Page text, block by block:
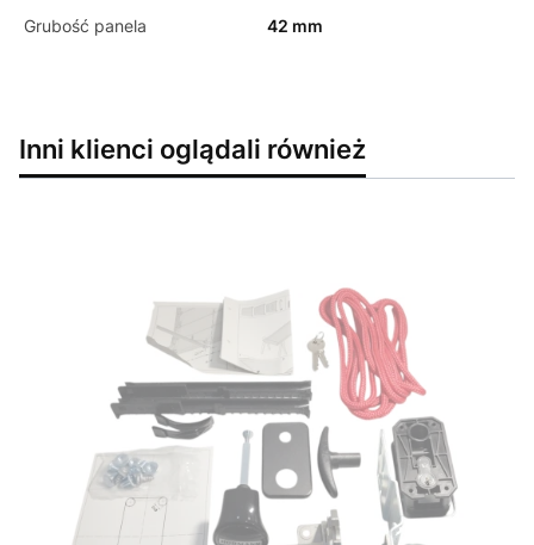
Grubość panela 42 mm
Inni klienci oglądali również